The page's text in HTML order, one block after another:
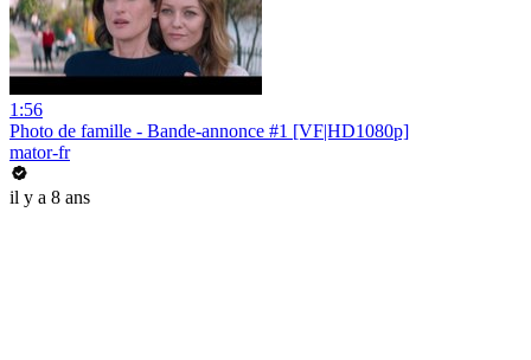
1:56
Photo de famille - Bande-annonce #1 [VF|HD1080p]
mator-fr
il y a 8 ans